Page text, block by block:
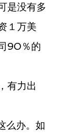
是没有多
１万美
90％的
有力出
么办。如